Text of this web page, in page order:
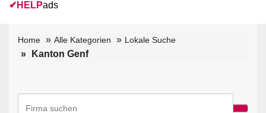
✔ HELPads
Home Alle Kategorien Lokale Suche
Kanton Genf